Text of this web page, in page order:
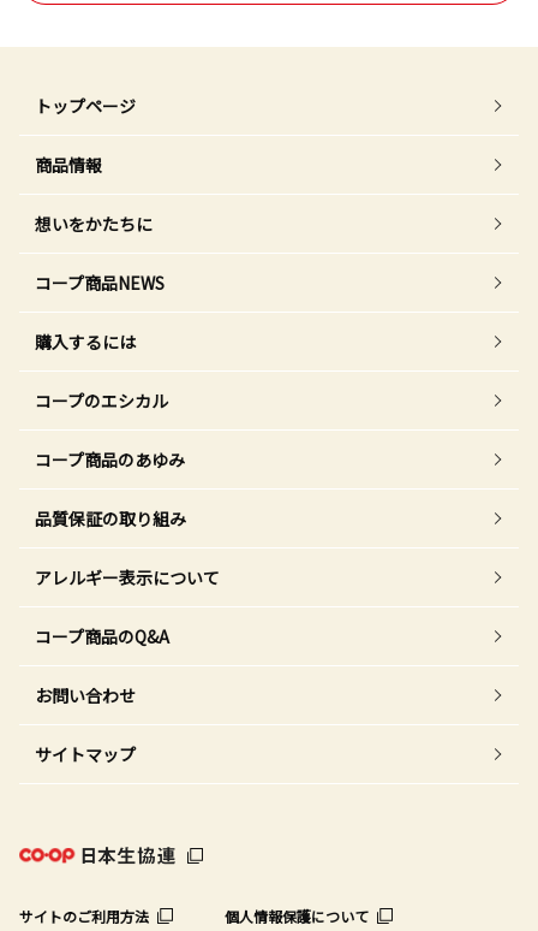
トップページ
商品情報
想いをかたちに
コープ商品NEWS
購入するには
コープのエシカル
コープ商品のあゆみ
品質保証の取り組み
アレルギー表示について
コープ商品のQ&A
お問い合わせ
サイトマップ
サイトのご利用方法 個人情報保護について